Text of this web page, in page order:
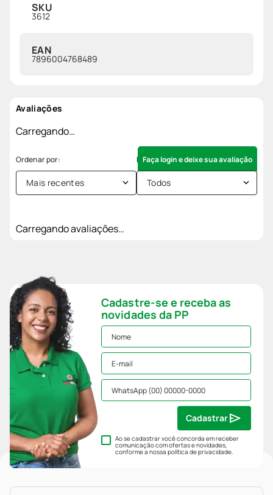
SKU
3612
EAN
7896004768489
Avaliações
Carregando…
Faça login e deixe sua avaliação
Mais recentes Todos
Carregando avaliações…
Cadastre-se e receba as
novidades da PP
Ao se cadastrar você concorda em receber
comunicação com ofertas e novidades,
conforme a nossapolítica de privacidade.
Cadastrar